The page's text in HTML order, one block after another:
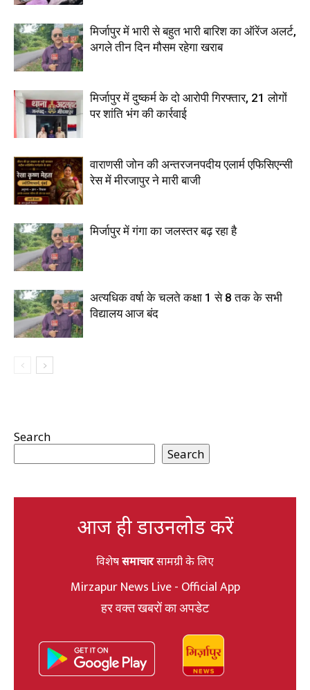
मिर्जापुर में भारी से बहुत भारी बारिश का ऑरेंज अलर्ट,
अगले तीन दिन मौसम रहेगा खराब
मिर्जापुर में दुष्कर्म के दो आरोपी गिरफ्तार, 21 लोगों
पर शांति भंग की कार्रवाई
वाराणसी जोन की अन्तरजनपदीय एलार्म एफिसिएन्सी
रेस में मीरजापुर ने मारी बाजी
मिर्जापुर में गंगा का जलस्तर बढ़ रहा है
अत्यधिक वर्षा के चलते कक्षा 1 से 8 तक के सभी
विद्यालय आज बंद
Search
Search
आज ही डाउनलोड करें
विशेषसमाचारसामग्री के लिए
Mirzapur News Live - Official App
हर वक्त खबरों का अपडेट